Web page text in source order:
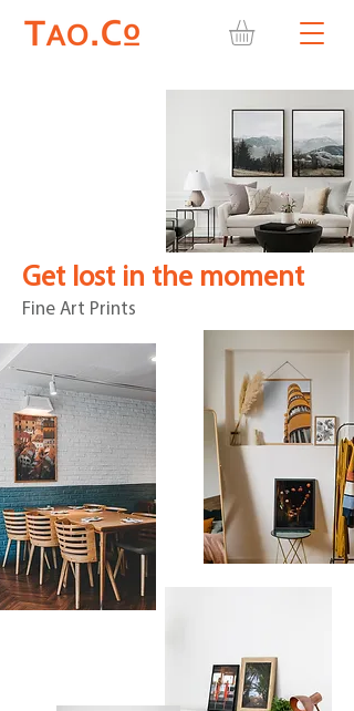
Get lost in the moment
Fine Art Prints